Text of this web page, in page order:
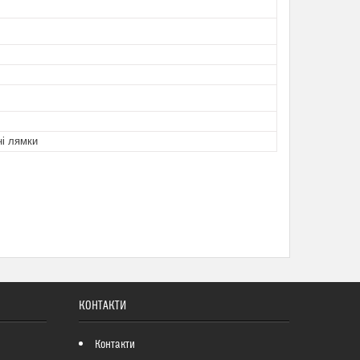
лямки
КОНТАКТИ
Контакти